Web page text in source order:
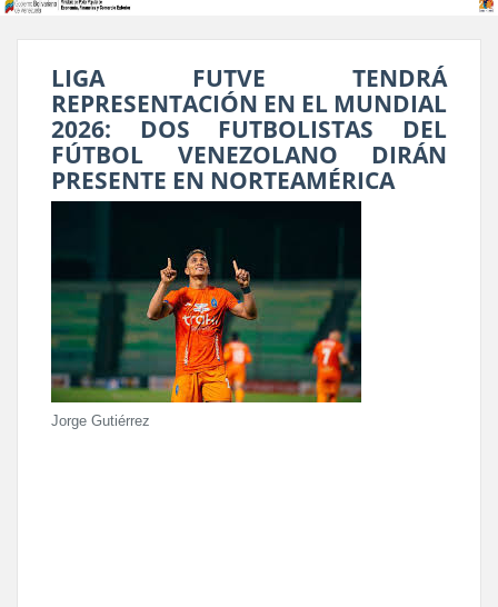
LIGA FUTVE TENDRÁ
REPRESENTACIÓN EN EL MUNDIAL
2026: DOS FUTBOLISTAS DEL
FÚTBOL VENEZOLANO DIRÁN
PRESENTE EN NORTEAMÉRICA
Jorge Gutiérrez